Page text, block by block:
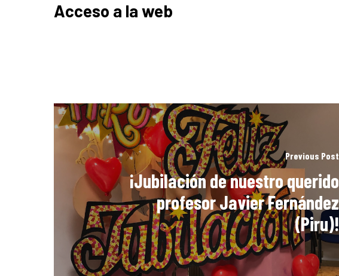
Acceso a la web
Previous Post
¡Jubilación de nuestro querido
profesor Javier Fernández
(Piru)!